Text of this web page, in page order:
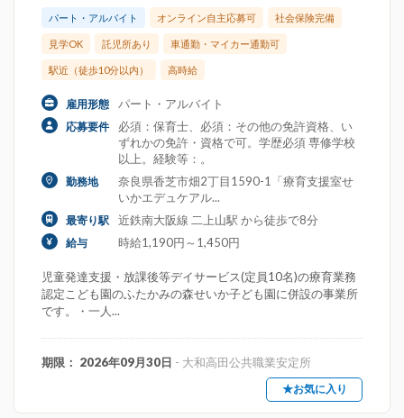
パート・アルバイト オンライン自主応募可 社会保険完備
見学OK 託児所あり 車通勤・マイカー通勤可
駅近（徒歩10分以内） 高時給
雇用形態 パート・アルバイト
応募要件
必須：保育士、必須：その他の免許資格、い
ずれかの免許・資格で可。学歴必須 専修学校
以上。経験等：。
勤務地
奈良県香芝市畑2丁目1590-1「療育支援室せ
いかエデュケアル...
最寄り駅 近鉄南大阪線 二上山駅 から徒歩で8分
給与 時給1,190円～1,450円
児童発達支援・放課後等デイサービス(定員10名)の療育業務
認定こども園のふたかみの森せいか子ども園に併設の事業所
です。・一人...
期限： 2026年09月30日 - 大和高田公共職業安定所
★お気に入り